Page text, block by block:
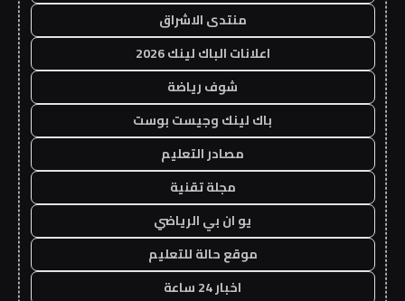
منتدى الاشراق
اعلانات الباك لينك 2026
شوف رياضة
باك لينك وجيست بوست
مصادر التعليم
مجلة تقنية
يو ان بي الرياضي
موقع حالة للتعليم
اخبار 24 ساعة